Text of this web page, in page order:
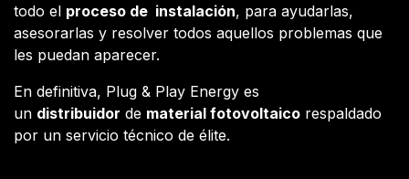
todo el proceso de instalación, para ayudarlas,
asesorarlas y resolver todos aquellos problemas que
les puedan aparecer.
En definitiva, Plug & Play Energy es
un distribuidor de material fotovoltaico respaldado
por un servicio técnico de élite.